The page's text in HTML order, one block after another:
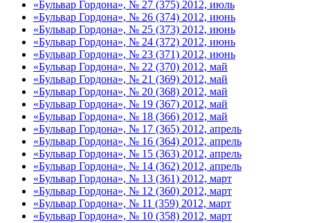
«Бульвар Гордона», № 27 (375) 2012, июль
«Бульвар Гордона», № 26 (374) 2012, июнь
«Бульвар Гордона», № 25 (373) 2012, июнь
«Бульвар Гордона», № 24 (372) 2012, июнь
«Бульвар Гордона», № 23 (371) 2012, июнь
«Бульвар Гордона», № 22 (370) 2012, май
«Бульвар Гордона», № 21 (369) 2012, май
«Бульвар Гордона», № 20 (368) 2012, май
«Бульвар Гордона», № 19 (367) 2012, май
«Бульвар Гордона», № 18 (366) 2012, май
«Бульвар Гордона», № 17 (365) 2012, апрель
«Бульвар Гордона», № 16 (364) 2012, апрель
«Бульвар Гордона», № 15 (363) 2012, апрель
«Бульвар Гордона», № 14 (362) 2012, апрель
«Бульвар Гордона», № 13 (361) 2012, март
«Бульвар Гордона», № 12 (360) 2012, март
«Бульвар Гордона», № 11 (359) 2012, март
«Бульвар Гордона», № 10 (358) 2012, март